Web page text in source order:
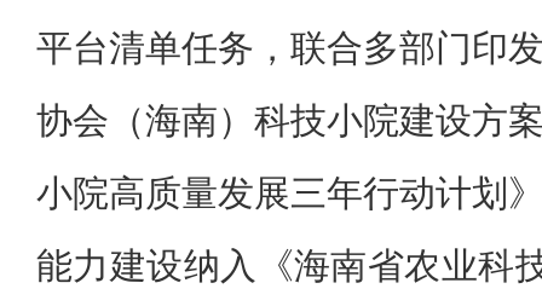
平台清单任务，联合多部门印
协会（海南）科技小院建设方
小院高质量发展三年行动计划
能力建设纳入《海南省农业科